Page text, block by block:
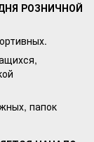
РОЗНИЧНОЙ
папок